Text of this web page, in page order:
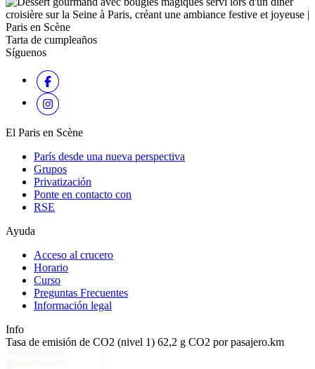
Tarta de cumpleaños
Síguenos
El Paris en Scène
París desde una nueva perspectiva
Grupos
Privatización
Ponte en contacto con
RSE
Ayuda
Acceso al crucero
Horario
Curso
Preguntas Frecuentes
Información legal
Info
Tasa de emisión de CO2 (nivel 1) 62,2 g CO2 por pasajero.km